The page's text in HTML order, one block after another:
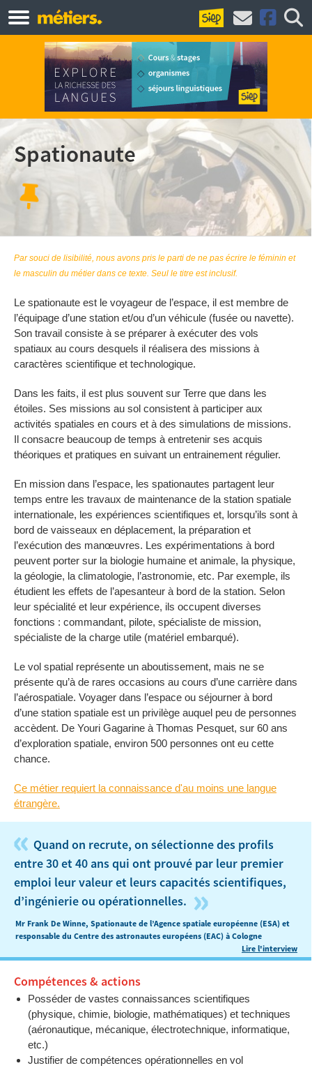
Spationaute
Par souci de lisibilité, nous avons pris le parti de ne pas écrire le féminin et
le masculin du métier dans ce texte. Seul le titre est inclusif.
Le spationaute est le voyageur de l’espace, il est membre de
l’équipage d’une station et/ou d’un véhicule (fusée ou navette).
Son travail consiste à se préparer à exécuter des vols
spatiaux au cours desquels il réalisera des missions à
caractères scientifique et technologique.
Dans les faits, il est plus souvent sur Terre que dans les
étoiles. Ses missions au sol consistent à participer aux
activités spatiales en cours et à des simulations de missions.
Il consacre beaucoup de temps à entretenir ses acquis
théoriques et pratiques en suivant un entrainement régulier.
En mission dans l’espace, les spationautes partagent leur
temps entre les travaux de maintenance de la station spatiale
internationale, les expériences scientifiques et, lorsqu’ils sont à
bord de vaisseaux en déplacement, la préparation et
l’exécution des manœuvres. Les expérimentations à bord
peuvent porter sur la biologie humaine et animale, la physique,
la géologie, la climatologie, l’astronomie, etc. Par exemple, ils
étudient les effets de l’apesanteur à bord de la station. Selon
leur spécialité et leur expérience, ils occupent diverses
fonctions : commandant, pilote, spécialiste de mission,
spécialiste de la charge utile (matériel embarqué).
Le vol spatial représente un aboutissement, mais ne se
présente qu’à de rares occasions au cours d’une carrière dans
l’aérospatiale. Voyager dans l’espace ou séjourner à bord
d’une station spatiale est un privilège auquel peu de personnes
accèdent. De Youri Gagarine à Thomas Pesquet, sur 60 ans
d’exploration spatiale, environ 500 personnes ont eu cette
chance.
Ce métier requiert la connaissance d'au moins une langue
étrangère.
« Quand on recrute, on sélectionne des profils
entre 30 et 40 ans qui ont prouvé par leur premier
emploi leur valeur et leurs capacités scientifiques,
d’ingénierie ou opérationnelles. »
Mr Frank De Winne, Spationaute de l’Agence spatiale européenne (ESA) et
responsable du Centre des astronautes européens (EAC) à Cologne
Lire l'interview
Compétences & actions
Posséder de vastes connaissances scientifiques
(physique, chimie, biologie, mathématiques) et techniques
(aéronautique, mécanique, électrotechnique, informatique,
etc.)
Justifier de compétences opérationnelles en vol